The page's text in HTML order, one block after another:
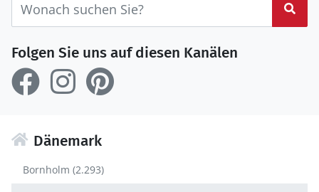
Folgen Sie uns auf diesen Kanälen
Dänemark
Bornholm (2.293)